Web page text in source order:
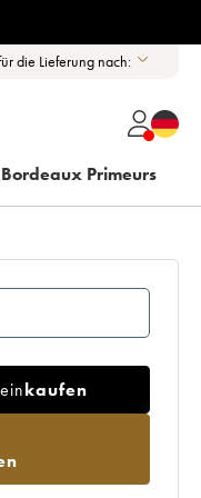
die Lieferung nach:
Bordeaux Primeurs
kaufen